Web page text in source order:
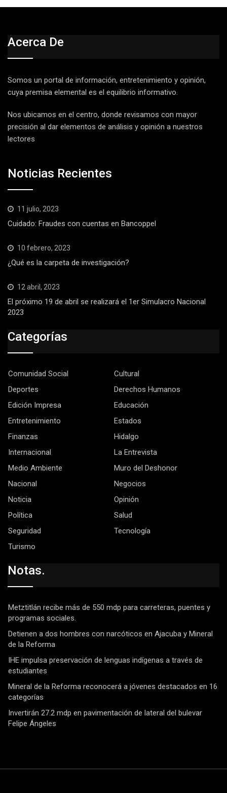
Acerca De
Somos un portal de información, entretenimiento y opinión,
cuya premisa elemental es el equilibrio informativo.
Nos ubicamos en el centro, donde revisamos con mayor
precisión al dar elementos de análisis y opinión a nuestros
lectores
Noticias Recientes
11 julio, 2023
Cuidado: Fraudes con cuentas en Bancoppel
10 febrero, 2023
¿Qué es la carpeta de investigación?
12 abril, 2023
El próximo 19 de abril se realizará el 1er Simulacro Nacional
2023
Categorías
Comunidad Social
Cultural
Deportes
Derechos Humanos
Edición Impresa
Educación
Entretenimiento
Estados
Finanzas
Hidalgo
Internacional
La Entrevista
Medio Ambiente
Muro del Deshonor
Nacional
Negocios
Noticia
Opinión
Política
Salud
Seguridad
Tecnología
Turismo
Notas.
Metztitlán recibe más de 550 mdp para carreteras, puentes y
programas sociales.
Detienen a dos hombres con narcóticos en Ajacuba y Mineral
de la Reforma
IHE impulsa preservación de lenguas indígenas a través de
estudiantes
Mineral de la Reforma reconocerá a jóvenes destacados en 16
categorías
Invertirán 27.2 mdp en pavimentación de lateral del bulevar
Felipe Ángeles